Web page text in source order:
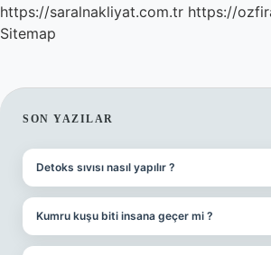
https://saralnakliyat.com.tr https://
Sitemap
SIDEBAR
SON YAZILAR
Detoks sıvısı nasıl yapılır ?
Kumru kuşu biti insana geçer mi ?